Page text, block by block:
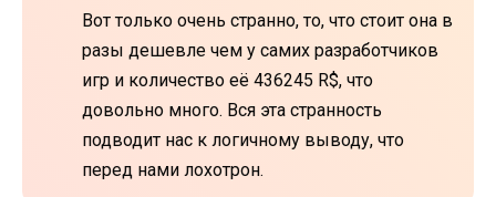
Вот только очень странно, то, что стоит она в
разы дешевле чем у самих разработчиков
игр и количество её 436245 R$, что
довольно много. Вся эта странность
подводит нас к логичному выводу, что
перед нами лохотрон.